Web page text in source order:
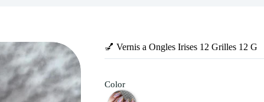
💅 Vernis a Ongles Irises 12 Grilles 12 G
Color